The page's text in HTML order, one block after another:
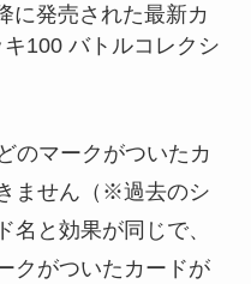
に発売された最新カ
100 バトルコレクシ
のマークがついたカ
ません（※過去のシ
名と効果が同じで、
クがついたカードが